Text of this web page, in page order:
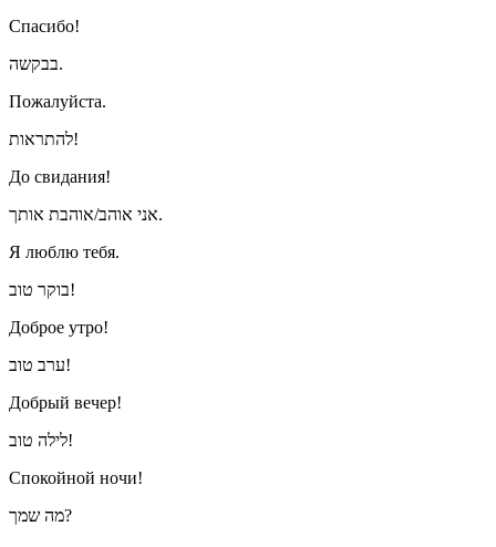
Спасибо!
בבקשה.
Пожалуйста.
להתראות!
До свидания!
אני אוהב/אוהבת אותך.
Я люблю тебя.
בוקר טוב!
Доброе утро!
ערב טוב!
Добрый вечер!
לילה טוב!
Спокойной ночи!
מה שמך?